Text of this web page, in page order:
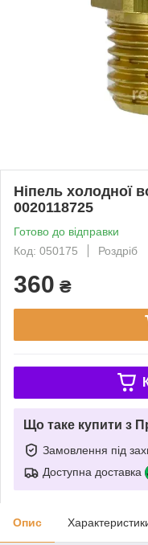
Ніпель холодної
0020118725
Готово до відправки
Код: 050175
Роздріб
360 ₴
Що таке купити з
Замовлення під
Доступна доставка
Опис